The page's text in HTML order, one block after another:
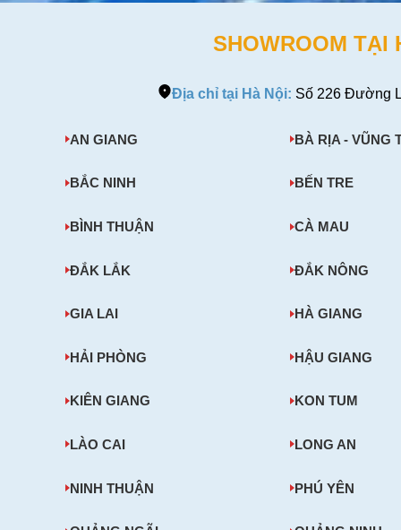
SHOWROOM TẠI
Địa chỉ tại Hà Nội: Số 226 Đường
AN GIANG BÀ RỊA - VŨNG
BẮC NINH BẾN TRE
BÌNH THUẬN CÀ MAU
ĐẮK LẮK ĐẮK NÔNG
GIA LAI HÀ GIANG
HẢI PHÒNG HẬU GIANG
KIÊN GIANG KON TUM
LÀO CAI LONG AN
NINH THUẬN PHÚ YÊN